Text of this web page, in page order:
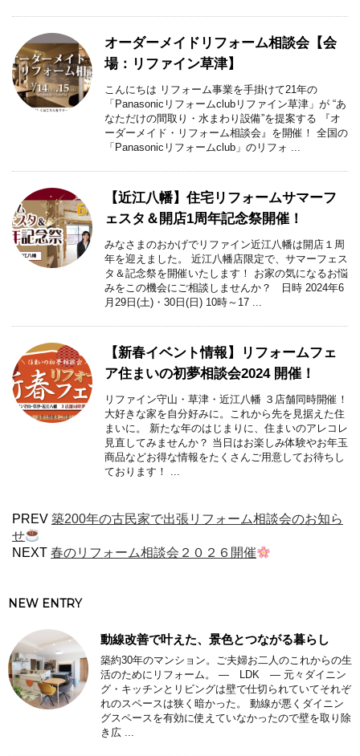
オーダーメイドリフォーム相談会【会
場：リファイン草津】
こんにちは リフォーム事業を手掛けて21年の
「Panasonicリフォームclubリファイン草津」が “あ
なただけの間取り・水まわり設備”を提案する 『オ
ーダーメイド・リフォーム相談会』を開催！ 全国の
「Panasonicリフォームclub」のリフォ ...
【近江八幡】住宅リフォームサマーフ
ェスタ＆開店1周年記念祭開催！
みなさまのおかげでリファイン近江八幡は開店１周
年を迎えました。 近江八幡店限定で、サマーフェス
タ＆記念祭を開催いたします！ お家の気になるお悩
みをこの機会にご相談しませんか？ 日時 2024年6
月29日(土)・30日(日) 10時～17 ...
【新春イベント情報】リフォームフェ
ア住まいの初夢相談会2024 開催！
リファイン守山・草津・近江八幡 ３店舗同時開催！
大好きな家を自分好みに。これから先を見据えた住
まいに。 新たな年のはじまりに、住まいのアレコレ
見直してみませんか？ 当日はお楽しみ体験やお年玉
商品などお得な情報をたくさんご用意してお待ちし
ております！ ...
PREV 築200年の古民家で出張リフォーム相談会のお知ら
せ
NEXT 春のリフォーム相談会２０２６開催
NEW ENTRY
動線改善で叶えた、景色とつながる暮らし
築約30年のマンション。ご夫婦お二人のこれからの生
活のためにリフォーム。 ― LDK ― 元々ダイニン
グ・キッチンとリビングは壁で仕切られていてそれぞ
れのスペースは狭く暗かった。 動線が悪くダイニン
グスペースを有効に使えていなかったので壁を取り除
き広 ...